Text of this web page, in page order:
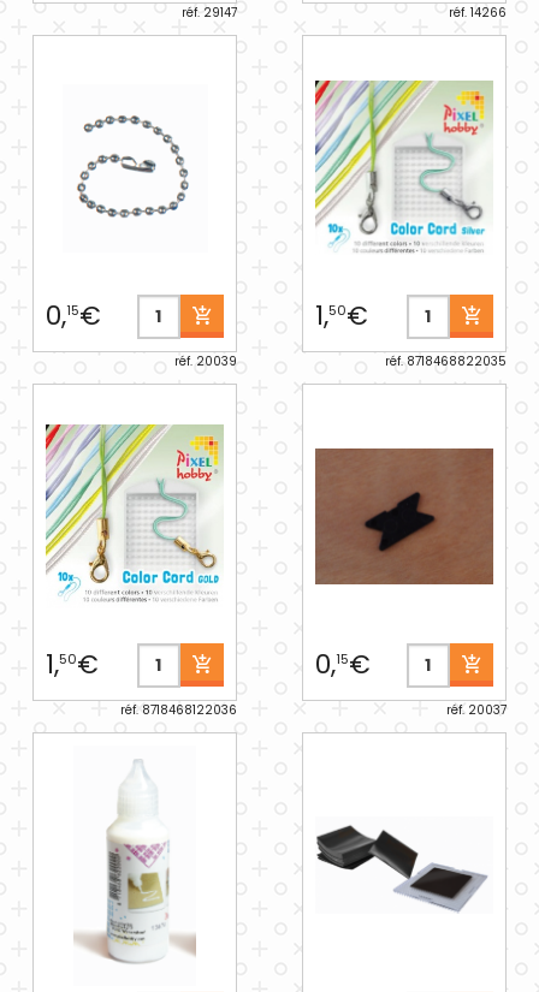
réf. 29147 réf. 14266
0,15€
réf. 20039
1,50€
réf. 8718468822035
1,50€
réf. 8718468122036
0,15€
réf. 20037